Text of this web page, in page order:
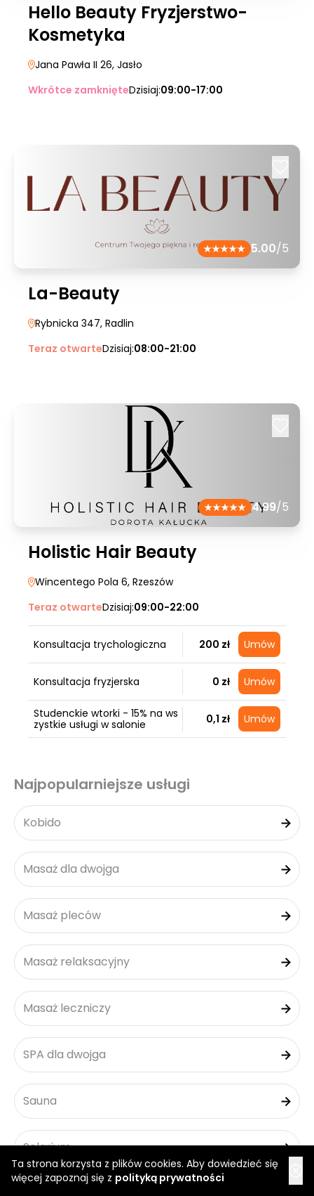
Ta strona korzysta z plików cookies. Aby dowiedzieć się
więcej zapoznaj się z polityką prywatności
Hello Beauty Fryzjerstwo-
Kosmetyka
Jana Pawła II 26, Jasło
Wkrótce zamknięteDzisiaj:09:00-17:00
5.00/5
La-Beauty
Rybnicka 347, Radlin
Teraz otwarteDzisiaj:08:00-21:00
4.99/5
Holistic Hair Beauty
Wincentego Pola 6, Rzeszów
Teraz otwarteDzisiaj:09:00-22:00
Konsultacja trychologiczna 200 zł Umów
Konsultacja fryzjerska 0 zł Umów
Studenckie wtorki - 15% na ws
zystkie usługi w salonie
0,1 zł Umów
Najpopularniejsze usługi
Kobido
Masaż dla dwojga
Masaż pleców
Masaż relaksacyjny
Masaż leczniczy
SPA dla dwojga
Sauna
Solarium